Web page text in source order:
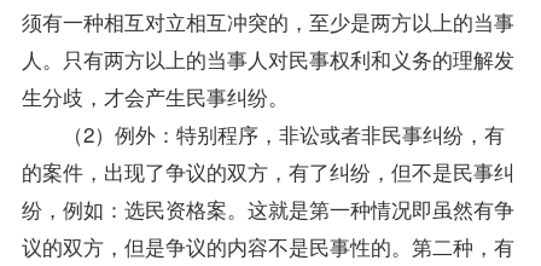
须有一种相互对立相互冲突的，至少是两方以上的当事
人。只有两方以上的当事人对民事权利和义务的理解发
生分歧，才会产生民事纠纷。
（2）例外：特别程序，非讼或者非民事纠纷，有
的案件，出现了争议的双方，有了纠纷，但不是民事纠
纷，例如：选民资格案。这就是第一种情况即虽然有争
议的双方，但是争议的内容不是民事性的。第二种，有